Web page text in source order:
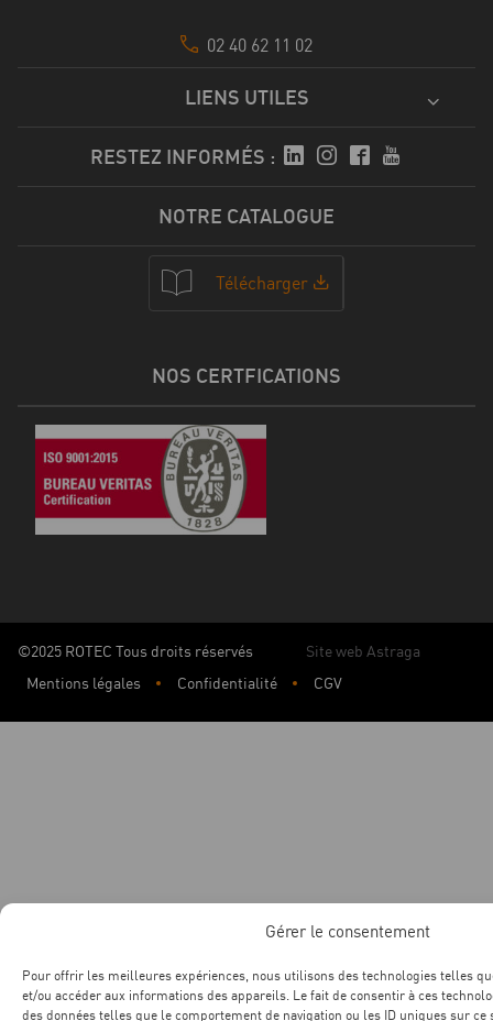
Gérer le consentement
Pour offrir les meilleures expériences, nous utilisons des technologies telles
et/ou accéder aux informations des appareils. Le fait de consentir à ces
des données telles que le comportement de navigation ou les ID uniques sur ce
02 40 62 11 02
LIENS UTILES
RESTEZ INFORMÉS :
NOTRE CATALOGUE
Télécharger
NOS CERTFICATIONS
©2025 ROTEC Tous droits réservés
Site web Astraga
Mentions légales
Confidentialité CGV